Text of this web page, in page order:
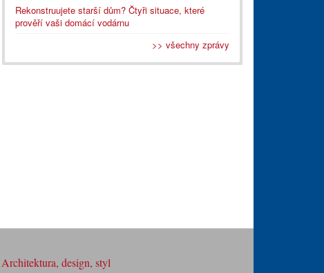
Rekonstruujete starší dům? Čtyři situace, které
prověří vaši domácí vodárnu
>> všechny zprávy
Architektura, design, styl